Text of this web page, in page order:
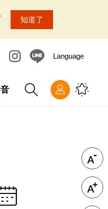
知道了
Language